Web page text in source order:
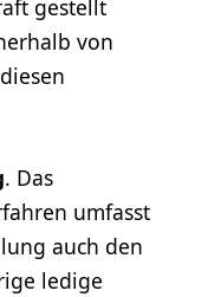
gestellt
von
. Das
umfasst
auch den
ledige